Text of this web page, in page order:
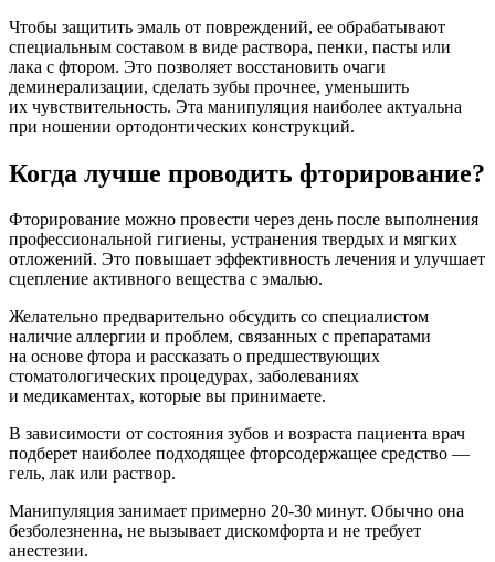
Чтобы защитить эмаль от повреждений, ее обрабатывают
специальным составом в виде раствора, пенки, пасты или
лака с фтором. Это позволяет восстановить очаги
деминерализации, сделать зубы прочнее, уменьшить
их чувствительность. Эта манипуляция наиболее актуальна
при ношении ортодонтических конструкций.
​Когда лучше проводить фторирование?
Фторирование можно провести через день после выполнения
профессиональной гигиены, устранения твердых и мягких
отложений. Это повышает эффективность лечения и улучшает
сцепление активного вещества с эмалью.
Желательно предварительно обсудить со специалистом
наличие аллергии и проблем, связанных с препаратами
на основе фтора и рассказать о предшествующих
стоматологических процедурах, заболеваниях
и медикаментах, которые вы принимаете.
В зависимости от состояния зубов и возраста пациента врач
подберет наиболее подходящее фторсодержащее средство —
гель, лак или раствор.
Манипуляция занимает примерно 20-30 минут. Обычно она
безболезненна, не вызывает дискомфорта и не требует
анестезии.